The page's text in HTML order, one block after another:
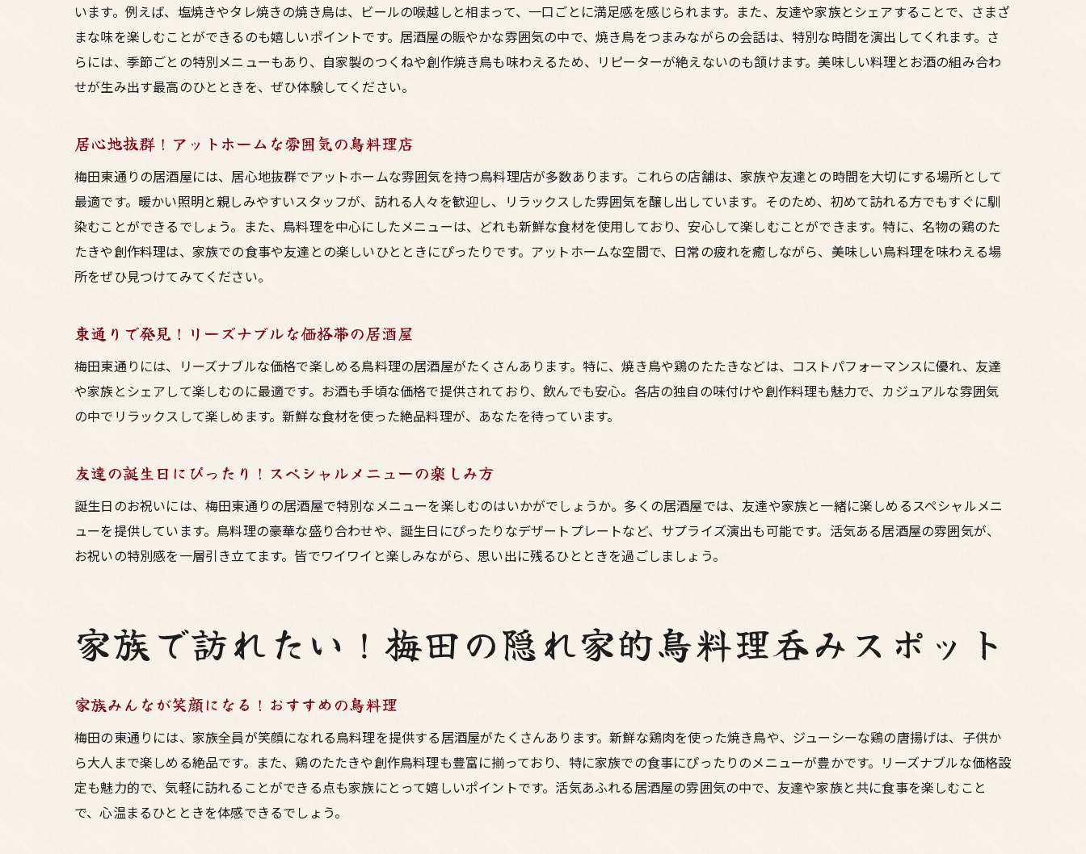
鶏肉の専門家が教える！絶品料理の楽しみ方
東通りの居酒屋で発見！常連が愛する鳥料理
現地の雰囲気を満喫！夜の梅田で過ごす特別な時間
友達との会話が盛り上がる！居酒屋の選び方
東通りの鳥料理店で友達と過ごす楽しいひととき
梅田の夜を満喫！美味しい鳥料理と共に笑顔の時間
居酒屋での呑み会で試したい！ユニークな鳥料理
友達と過ごす特別な夜！記念日にもおすすめの居酒屋
家族との思い出を彩る！東通りの絶品料理
新鮮な鶏肉を使ったおすすめの一皿
家族で楽しむ居酒屋ならではのアットホームな雰囲気
東通りの居酒屋で見つける！家族みんなが満足するメニュー
梅田で過ごす家族との特別な夜を演出
創作料理も楽しめる！梅田の鳥料理居酒屋で特別なひとときを
創作料理が自慢の居酒屋で驚きの体験を
東通りで見つける！ハイセンスな鳥料理
梅田で味わう創作鳥料理の世界
焼き鳥とお酒の絶妙なペアリングを楽しむ梅田東通りの夜
焼き鳥と日本酒のペアリングを楽しむ方法
ビールと焼き鳥の相性は抜群！東通りの居酒屋巡り
焼き鳥好き必見！東通りで味わう本格的な焼き鳥
います。例えば、塩焼きやタレ焼きの焼き鳥は、ビールの喉越しと相まって、一口ごとに満足感を感じられます。また、友達や家族とシェアすることで、さまざ
まな味を楽しむことができるのも嬉しいポイントです。居酒屋の賑やかな雰囲気の中で、焼き鳥をつまみながらの会話は、特別な時間を演出してくれます。さ
らには、季節ごとの特別メニューもあり、自家製のつくねや創作焼き鳥も味わえるため、リピーターが絶えないのも頷けます。美味しい料理とお酒の組み合わ
せが生み出す最高のひとときを、ぜひ体験してください。
居心地抜群！アットホームな雰囲気の鳥料理店
梅田東通りの居酒屋には、居心地抜群でアットホームな雰囲気を持つ鳥料理店が多数あります。これらの店舗は、家族や友達との時間を大切にする場所として
最適です。暖かい照明と親しみやすいスタッフが、訪れる人々を歓迎し、リラックスした雰囲気を醸し出しています。そのため、初めて訪れる方でもすぐに馴
染むことができるでしょう。また、鳥料理を中心にしたメニューは、どれも新鮮な食材を使用しており、安心して楽しむことができます。特に、名物の鶏のた
たきや創作料理は、家族での食事や友達との楽しいひとときにぴったりです。アットホームな空間で、日常の疲れを癒しながら、美味しい鳥料理を味わえる場
所をぜひ見つけてみてください。
東通りで発見！リーズナブルな価格帯の居酒屋
梅田東通りには、リーズナブルな価格で楽しめる鳥料理の居酒屋がたくさんあります。特に、焼き鳥や鶏のたたきなどは、コストパフォーマンスに優れ、友達
や家族とシェアして楽しむのに最適です。お酒も手頃な価格で提供されており、飲んでも安心。各店の独自の味付けや創作料理も魅力で、カジュアルな雰囲気
の中でリラックスして楽しめます。新鮮な食材を使った絶品料理が、あなたを待っています。
友達の誕生日にぴったり！スペシャルメニューの楽しみ方
誕生日のお祝いには、梅田東通りの居酒屋で特別なメニューを楽しむのはいかがでしょうか。多くの居酒屋では、友達や家族と一緒に楽しめるスペシャルメニ
ューを提供しています。鳥料理の豪華な盛り合わせや、誕生日にぴったりなデザートプレートなど、サプライズ演出も可能です。活気ある居酒屋の雰囲気が、
お祝いの特別感を一層引き立てます。皆でワイワイと楽しみながら、思い出に残るひとときを過ごしましょう。
家族で訪れたい！梅田の隠れ家的鳥料理呑みスポット
家族みんなが笑顔になる！おすすめの鳥料理
梅田の東通りには、家族全員が笑顔になれる鳥料理を提供する居酒屋がたくさんあります。新鮮な鶏肉を使った焼き鳥や、ジューシーな鶏の唐揚げは、子供か
ら大人まで楽しめる絶品です。また、鶏のたたきや創作鳥料理も豊富に揃っており、特に家族での食事にぴったりのメニューが豊かです。リーズナブルな価格設
定も魅力的で、気軽に訪れることができる点も家族にとって嬉しいポイントです。活気あふれる居酒屋の雰囲気の中で、友達や家族と共に食事を楽しむこと
で、心温まるひとときを体感できるでしょう。